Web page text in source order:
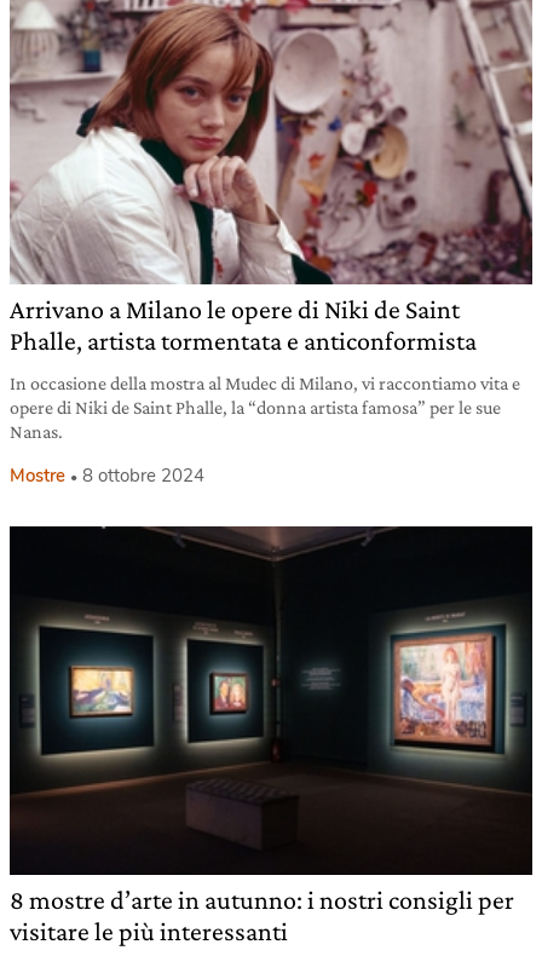
Arrivano a Milano le opere di Niki de Saint
Phalle, artista tormentata e anticonformista
In occasione della mostra al Mudec di Milano, vi raccontiamo vita e
opere di Niki de Saint Phalle, la “donna artista famosa” per le sue
Nanas.
Mostre 8 ottobre 2024
8 mostre d’arte in autunno: i nostri consigli per
visitare le più interessanti